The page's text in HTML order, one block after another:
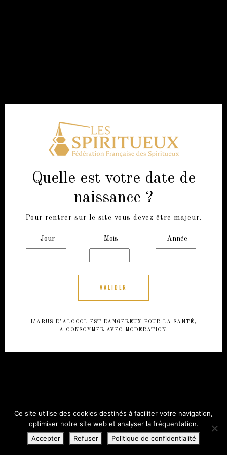
Quelle est votre date de
naissance ?
Pour rentrer sur le site vous devez être majeur.
Jour Mois Année
L’ABUS D’ALCOOL EST DANGEREUX POUR LA SANTÉ,
A CONSOMMER AVEC MODERATION.
SPIRITS ARE APPRECIATED IN MODERATION
Ce site utilise des cookies destinés à faciliter votre navigation,
optimiser notre site web et analyser la fréquentation.
Accepter
Refuser Politique de confidentialité